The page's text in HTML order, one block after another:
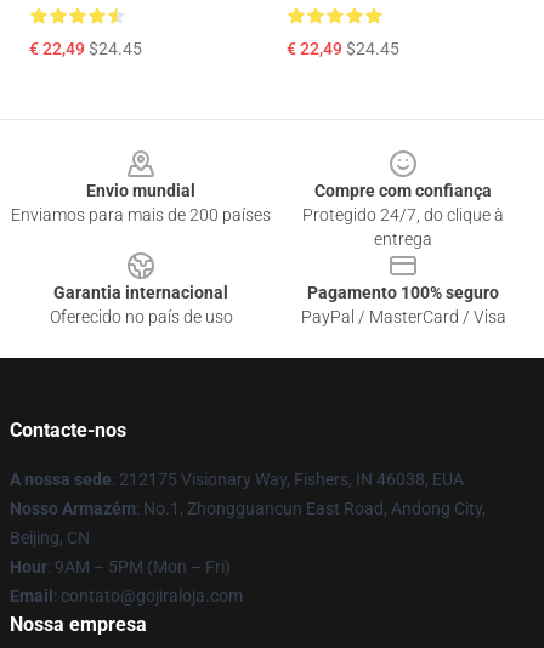
€ 22,49$24.45 € 22,49$24.45
Envio mundial
Enviamos para mais de 200 países
Compre com confiança
Protegido 24/7, do clique à
entrega
Garantia internacional
Oferecido no país de uso
Pagamento 100% seguro
PayPal / MasterCard / Visa
Contacte-nos
A nossa sede: 212175 Visionary Way, Fishers, IN 46038, EUA
Nosso Armazém: No.1, Zhongguancun East Road, Andong City,
Beijing, CN
Hour: 9AM – 5PM (Mon – Fri)
Email : contato@gojiraloja.com
Nossa empresa